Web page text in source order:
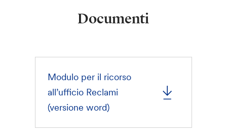
Documenti
Modulo per il ricorso
all’ufficio Reclami
(versione word)